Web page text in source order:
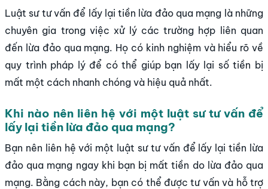
Luật sư tư vấn để lấy lại tiền lừa đảo qua mạng là những
chuyên gia trong việc xử lý các trường hợp liên quan
đến lừa đảo qua mạng. Họ có kinh nghiệm và hiểu rõ về
quy trình pháp lý để có thể giúp bạn lấy lại số tiền bị
mất một cách nhanh chóng và hiệu quả nhất.
Khi nào nên liên hệ với một luật sư tư vấn để
lấy lại tiền lừa đảo qua mạng?
Bạn nên liên hệ với một luật sư tư vấn để lấy lại tiền lừa
đảo qua mạng ngay khi bạn bị mất tiền do lừa đảo qua
mạng. Bằng cách này, bạn có thể được tư vấn và hỗ trợ